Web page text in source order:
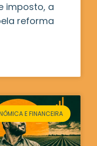
imposto, a
reforma
E FINANCEIRA